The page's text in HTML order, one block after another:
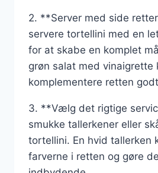
2. **Server med side
servere tortellini med en
for at skabe en komplet
grøn salat med vinaigrette
komplementere retten
3. **Vælg det rigtige
smukke tallerkener eller
tortellini. En hvid tallerken
farverne i retten og gøre